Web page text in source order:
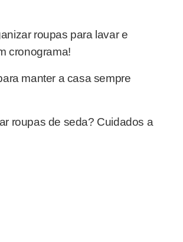
roupas para lavar e
cronograma!
manter a casa sempre
roupas de seda? Cuidados a